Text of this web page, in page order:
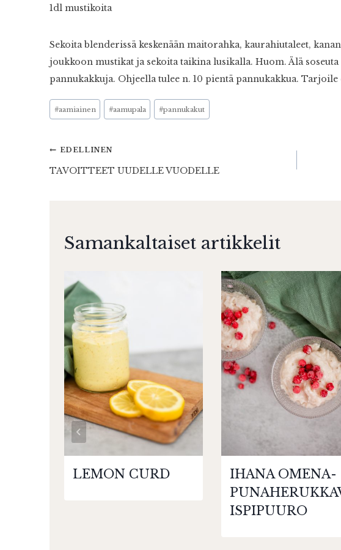
1dl mustikoita
Sekoita blenderissä keskenään maitorahka, kaurahiutaleet,
joukkoon mustikat ja sekoita taikina lusikalla. Huom. Älä
pannukakkuja. Ohjeella tulee n. 10 pientä pannukakkua.
Avainsanat:
#aamiainen #aamupala #pannukakut
Artikkelien
selaus
EDELLINEN
TAVOITTEET UUDELLE VUODELLE
Samankaltaiset artikkelit
LEMON CURD
IHANA OMENA-
ISPIPUURO